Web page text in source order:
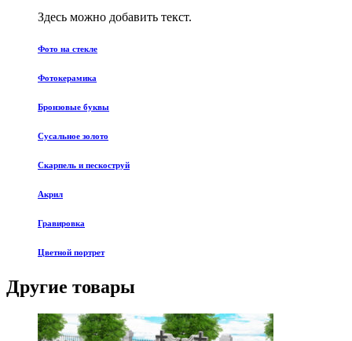
Здесь можно добавить текст.
Фото на стекле
Фотокерамика
Бронзовые буквы
Сусальное золото
Скарпель и пескоструй
Акрил
Гравировка
Цветной портрет
Другие товары